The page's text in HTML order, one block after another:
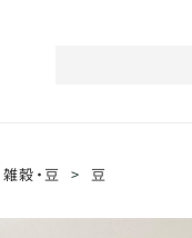
雑穀・豆 > 豆